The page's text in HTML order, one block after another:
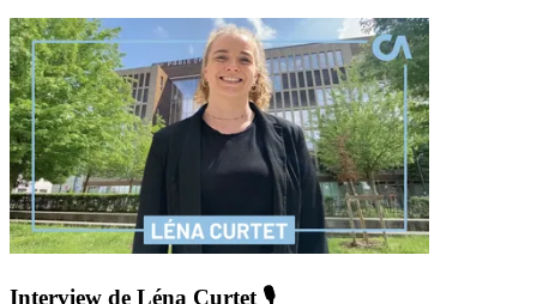
Interview de Léna Curtet 🎙️